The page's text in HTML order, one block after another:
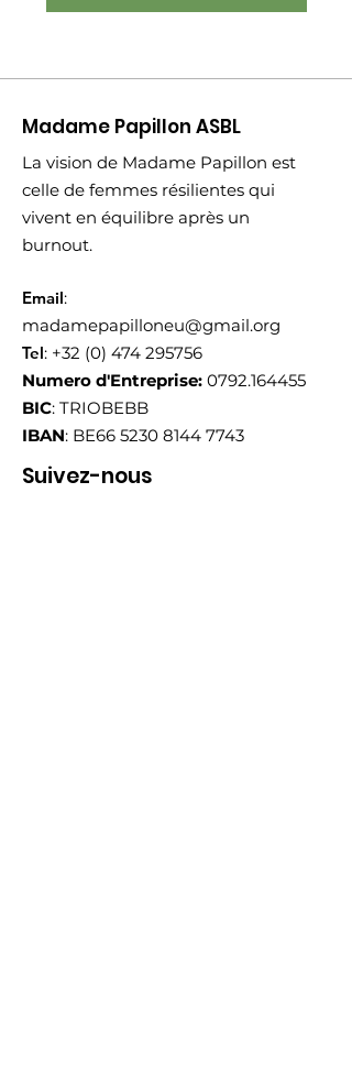
Madame Papillon ASBL
La vision de Madame Papillon est
celle de femmes résilientes qui
vivent en équilibre après un
burnout.
Email:
madamepapilloneu@gmail.org
Tel: +32 (0) 474 295756
Numero d'Entreprise: 0792.164455
BIC: TRIOBEBB
IBAN: BE66 5230 8144 7743
Suivez-nous